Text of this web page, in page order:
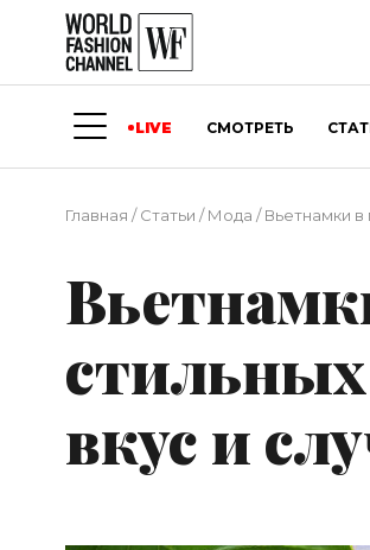
LIVE СМОТРЕТЬ
Главная /Статьи /Мода /Вьетнамки в
вкус и